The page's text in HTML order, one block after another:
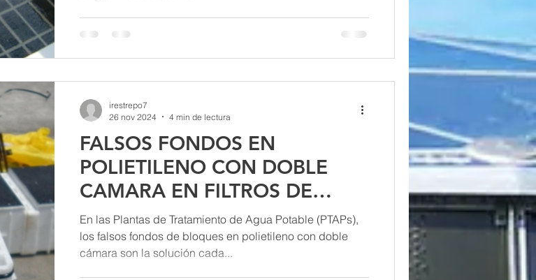
FALSOS FONDOS EN
POLIETILENO CON DOBLE
CAMARA EN FILTROS DE
PLANTAS DE
POTABILIZACIÓN: TODO LO
QUE NECESITAS SABER
En las Plantas de Tratamiento de Agua Potable (PTAPs),
los falsos fondos de bloques en polietileno con doble
cámara son la solución cada...
irestrepo7
26 nov 2024
4 min de lectura